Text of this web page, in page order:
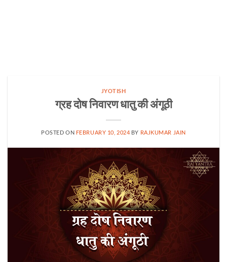
JYOTISH
ग्रह दोष निवारण धातु की अंगूठी
POSTED ON FEBRUARY 10, 2024 BY RAJKUMAR JAIN